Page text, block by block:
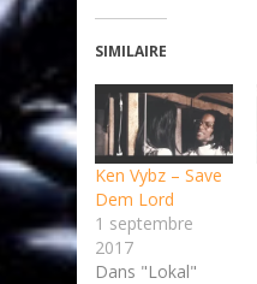
SIMILAIRE
Ken Vybz – Save
Dem Lord
1 septembre
2017
Dans "Lokal"